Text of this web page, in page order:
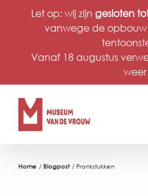
Let op: wij zijn gesloten
vanwege de
Vanaf 18 augustus
Home Blogpost Pronkstukken